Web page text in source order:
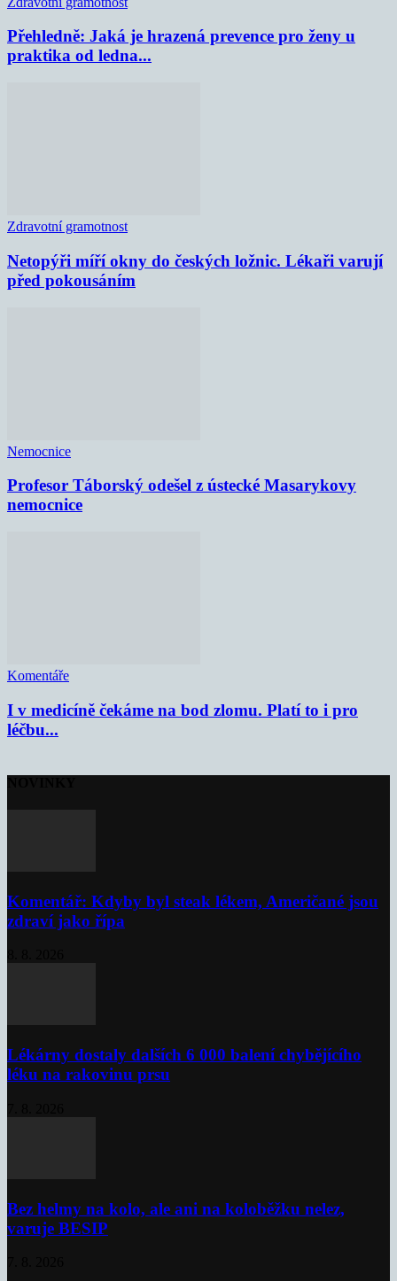
Přehledně: Jaká je hrazená prevence pro ženy u
praktika od ledna...
Zdravotní gramotnost
Netopýři míří okny do českých ložnic. Lékaři varují
před pokousáním
Nemocnice
Profesor Táborský odešel z ústecké Masarykovy
nemocnice
Komentáře
I v medicíně čekáme na bod zlomu. Platí to i pro
léčbu...
Komentář: Kdyby byl steak lékem, Američané jsou
zdraví jako řípa
Lékárny dostaly dalších 6 000 balení chybějícího
léku na rakovinu prsu
Bez helmy na kolo, ale ani na koloběžku nelez,
varuje BESIP